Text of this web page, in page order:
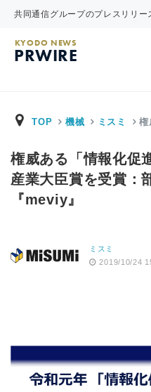
共同通信グループのプレスリリー
KYODO NEWS
PRWIRE
TOP 機械 ミスミ 権
権威ある「情報化促
産業大臣賞を受賞：
『meviy』
ミスミ
2019/10/24